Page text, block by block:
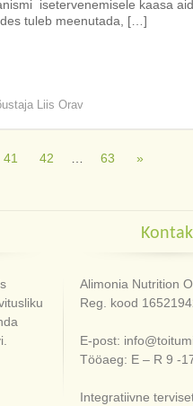
isetervenemisele kaasa
tuleb meenutada, […]
Liis Orav
41 42 63 »
Alimonia Nutrition
Reg. kood
E-post:
Tööaeg: E – R 9 -
Integratiivne